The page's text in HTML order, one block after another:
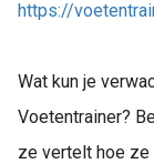
https://
Wat kun je
Voetentrainer?
ze vertelt hoe